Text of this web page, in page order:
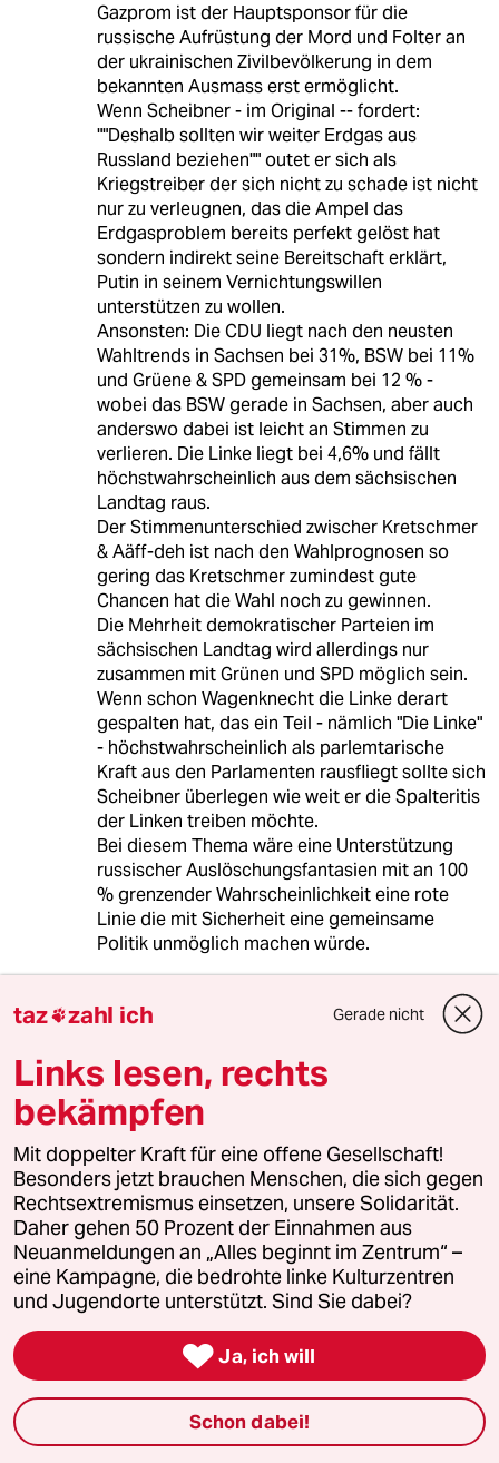
Gazprom ist der Hauptsponsor für die
russische Aufrüstung der Mord und Folter an
der ukrainischen Zivilbevölkerung in dem
bekannten Ausmass erst ermöglicht.
Wenn Scheibner - im Original -- fordert:
""Deshalb sollten wir weiter Erdgas aus
Russland beziehen"" outet er sich als
Kriegstreiber der sich nicht zu schade ist nicht
nur zu verleugnen, das die Ampel das
Erdgasproblem bereits perfekt gelöst hat
sondern indirekt seine Bereitschaft erklärt,
Putin in seinem Vernichtungswillen
unterstützen zu wollen.
Ansonsten: Die CDU liegt nach den neusten
Wahltrends in Sachsen bei 31%, BSW bei 11%
und Grüene & SPD gemeinsam bei 12 % -
wobei das BSW gerade in Sachsen, aber auch
anderswo dabei ist leicht an Stimmen zu
verlieren. Die Linke liegt bei 4,6% und fällt
höchstwahrscheinlich aus dem sächsischen
Landtag raus.
Der Stimmenunterschied zwischer Kretschmer
& Aäff-deh ist nach den Wahlprognosen so
gering das Kretschmer zumindest gute
Chancen hat die Wahl noch zu gewinnen.
Die Mehrheit demokratischer Parteien im
sächsischen Landtag wird allerdings nur
zusammen mit Grünen und SPD möglich sein.
Wenn schon Wagenknecht die Linke derart
gespalten hat, das ein Teil - nämlich "Die Linke"
- höchstwahrscheinlich als parlemtarische
Kraft aus den Parlamenten rausfliegt sollte sich
Scheibner überlegen wie weit er die Spalteritis
der Linken treiben möchte.
Bei diesem Thema wäre eine Unterstützung
russischer Auslöschungsfantasien mit an 100
% grenzender Wahrscheinlichkeit eine rote
Linie die mit Sicherheit eine gemeinsame
Politik unmöglich machen würde.
22.05.2024 08:05 Uhr
@zartbitter:
Die Ampel hat das Erdgasproblem
perfekt gelöst? Im Januar 2024 hat
die EU fast 20 Prozent ihres LNGs aus
Russland bezogen. Die größten
Abnehmer sind dabei Spanien,
Frankreich und Belgien. 80 Prozent
der Lieferungen aus Russland
kommen dort an. Von dort gelangt
– auch nach Deutschland, wie die
Deutsche Umwelthilfe schätzt.
MR MIA R.
taz zahl ich Gerade nicht
Links lesen, rechts
bekämpfen
Mit doppelter Kraft für eine offene Gesellschaft!
Besonders jetzt brauchen Menschen, die sich gegen
Rechtsextremismus einsetzen, unsere Solidarität.
Daher gehen 50 Prozent der Einnahmen aus
Neuanmeldungen an „Alles beginnt im Zentrum“ –
eine Kampagne, die bedrohte linke Kulturzentren
und Jugendorte unterstützt. Sind Sie dabei?
 Ja, ich will
Schon dabei!